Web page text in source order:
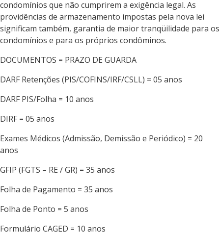
condomínios que não cumprirem a exigência legal. As
providências de armazenamento impostas pela nova lei
significam também, garantia de maior tranqüilidade para os
condomínios e para os próprios condôminos.
DOCUMENTOS = PRAZO DE GUARDA
DARF Retenções (PIS/COFINS/IRF/CSLL) = 05 anos
DARF PIS/Folha = 10 anos
DIRF = 05 anos
Exames Médicos (Admissão, Demissão e Periódico) = 20
anos
GFIP (FGTS – RE / GR) = 35 anos
Folha de Pagamento = 35 anos
Folha de Ponto = 5 anos
Formulário CAGED = 10 anos